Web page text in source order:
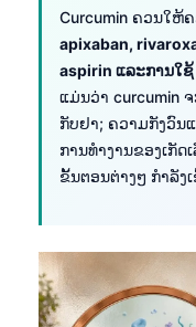
Curcumin ຄວນໃຫ້
apixaban,
aspirin ແລະການໃຊ້
ແມ່ນວ່າ curcumin
ກັບຢາ; ຄວາມກັງວົນ
ການທຳງານຂອງເກັດ
ຂັ້ນຕອນຕ່າງໆ ກຳລັງ
Bahasa
Հայերեն
Svenska
Bosanski
Azərbaycan dili
Eesti
日本語